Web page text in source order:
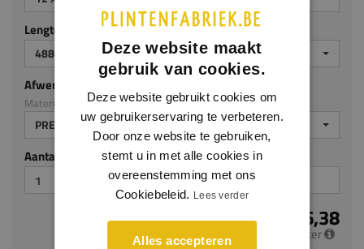
Lengte (mm)
4880 MM
Afwerking
Materiaal: MDF v313
PREMIUM AFGELAKT
Aantal stuks
€ 6,38
per meter
Deze website maakt
gebruik van cookies.
Deze website gebruikt cookies om
uw gebruikerservaring te verbeteren.
Door onze website te gebruiken,
stemt u in met alle cookies in
overeenstemming met ons
Cookiebeleid. Lees verder
Alles accepteren